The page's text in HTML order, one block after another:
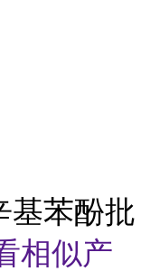
基苯酚批
相似产